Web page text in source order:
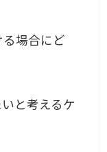
場合にど
と考えるケ